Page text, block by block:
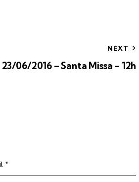
NEXT
23/06/2016 – Santa Missa – 12h